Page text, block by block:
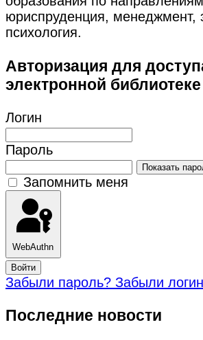
юриспруденция, менеджмент,
психология.
Авторизация для
электронной библиотеке
Логин
Пароль
Показать
Запомнить меня
WebAuthn
Войти
Забыли пароль? Забыли
Последние новости